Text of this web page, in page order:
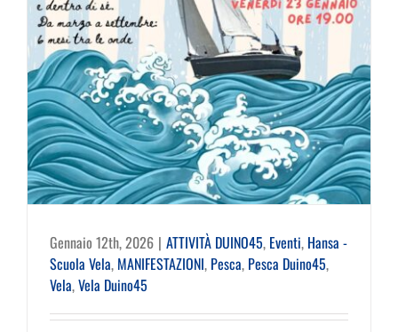
Gennaio 12th, 2026 | ATTIVITÀ DUINO45, Eventi, Hansa -
Scuola Vela, MANIFESTAZIONI, Pesca, Pesca Duino45,
Vela,Vela Duino45